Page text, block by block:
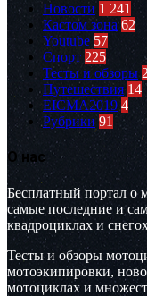
Новости 1 241
Кастом зона 62
Youtube 57
Спорт 225
Тесты и обзоры
Путешествия 14
EICMA2019 4
Рубрики 91
О нас
Бесплатный портал
самые последние и
квадроциклах и
Тесты и обзоры
мотоэкипировки,
мотоциклах и